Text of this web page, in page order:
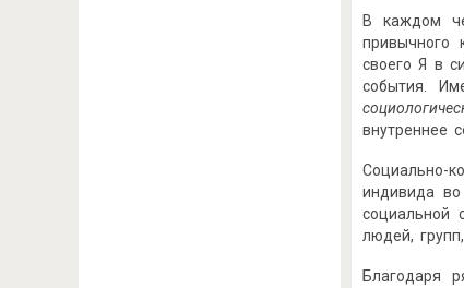
В каждом
привычного
своего Я в
события.
внутреннее
Социально-
индивида
социальной
людей,
Благодаря